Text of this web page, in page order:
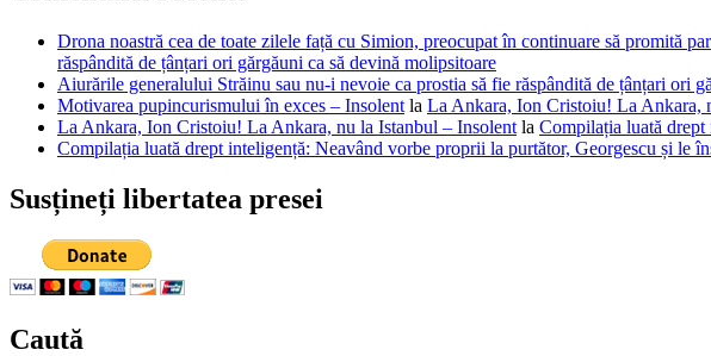
Drona noastră cea de toate zilele față cu Simion, preocupat în continuare să promită
răspândită de țânțari ori gărgăuni ca să devină molipsitoare
Aiurările generalului Străinu sau nu-i nevoie ca prostia să fie răspândită de țânțari ori
Motivarea pupincurismului în exces – Insolent la La Ankara, Ion Cristoiu! La Ankara,
La Ankara, Ion Cristoiu! La Ankara, nu la Istanbul – Insolent la Compilația luată drept
Compilația luată drept inteligență: Neavând vorbe proprii la purtător, Georgescu și le
Susțineți libertatea presei
Caută